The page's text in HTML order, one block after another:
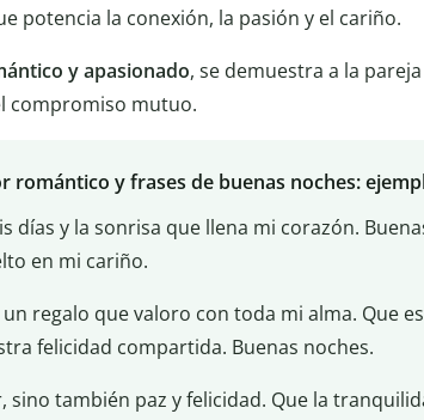
potencia la conexión, la pasión y el cariño.
y apasionado, se demuestra a la
compromiso mutuo.
romántico y frases de buenas noches:
días y la sonrisa que llena mi corazón.
en mi cariño.
regalo que valoro con toda mi alma. Que
felicidad compartida. Buenas noches.
sino también paz y felicidad. Que la